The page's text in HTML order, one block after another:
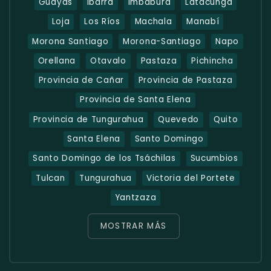
Loja
Los Ríos Machala
Manabí
Morona Santiago
Morona-Santiago
Napo
Orellana
Otavalo Pastaza
Pichincha
Provincia de Cañar
Provincia de Pastaza
Provincia de Santa Elena
Provincia de Tungurahua
Quevedo
Quito
Santa Elena
Santo Domingo
Santo Domingo de los Tsáchilas
Sucumbios
Tulcan
Tungurahua
Victoria del Portete
Yantzaza
MOSTRAR MÁS